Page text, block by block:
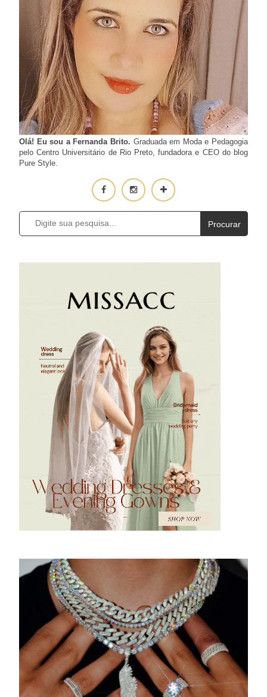
Olá! Eu sou a Fernanda Brito. Graduada em Moda e Pedagogia
pelo Centro Universitário de Rio Preto, fundadora e CEO do blog
Pure Style.
Procurar